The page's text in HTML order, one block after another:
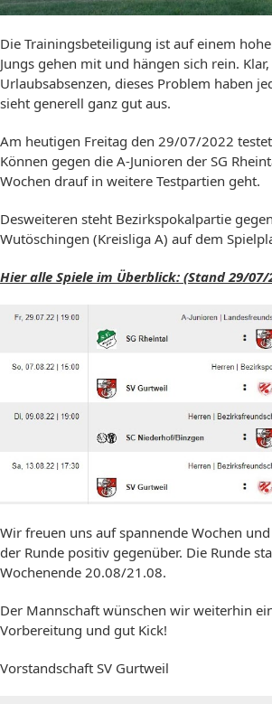
Die Trainingsbeteiligung ist auf einem
Jungs gehen mit und hängen sich rein.
Urlaubsabsenzen, dieses Problem haben
sieht generell ganz gut aus.
Am heutigen Freitag den 29/07/2022
Können gegen die A-Junioren der SG
Wochen drauf in weitere Testpartien geht.
Desweiteren steht Bezirkspokalpartie
Wutöschingen (Kreisliga A) auf dem
Hier alle Spiele im Überblick: (Stand 29/07/
Wir freuen uns auf spannende Wochen
der Runde positiv gegenüber. Die Runde
Wochenende 20.08/21.08.
Der Mannschaft wünschen wir weiterhin
Vorbereitung und gut Kick!
Vorstandschaft SV Gurtweil